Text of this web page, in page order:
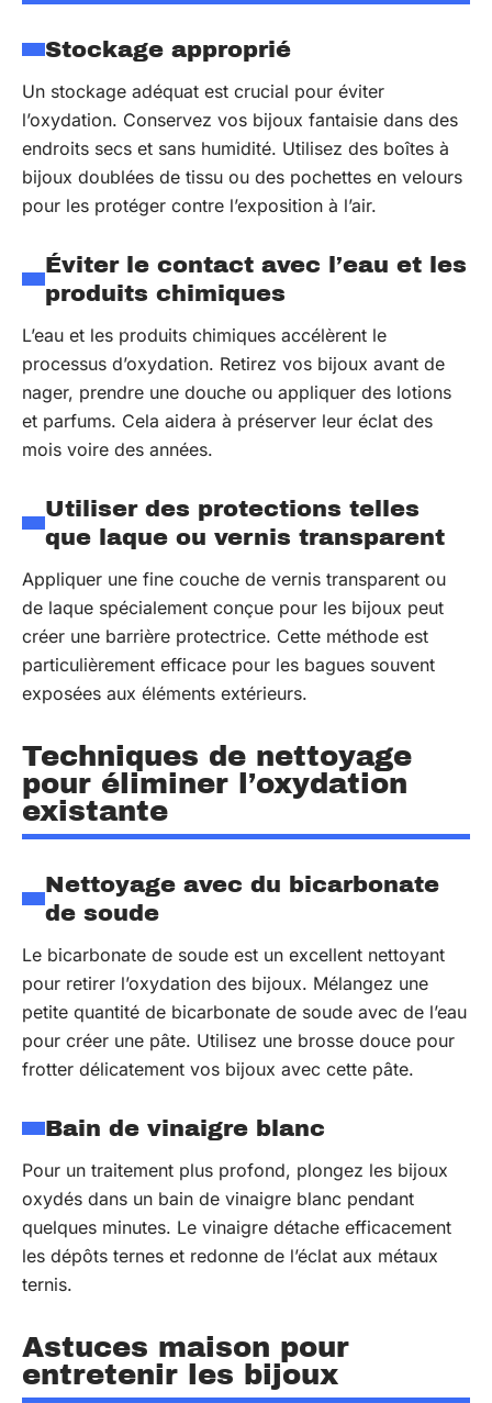
Stockage approprié
Un stockage adéquat est crucial pour éviter
l’oxydation. Conservez vos bijoux fantaisie dans des
endroits secs et sans humidité. Utilisez des boîtes à
bijoux doublées de tissu ou des pochettes en velours
pour les protéger contre l’exposition à l’air.
Éviter le contact avec l’eau et les
produits chimiques
L’eau et les produits chimiques accélèrent le
processus d’oxydation. Retirez vos bijoux avant de
nager, prendre une douche ou appliquer des lotions
et parfums. Cela aidera à préserver leur éclat des
mois voire des années.
Utiliser des protections telles
que laque ou vernis transparent
Appliquer une fine couche de vernis transparent ou
de laque spécialement conçue pour les bijoux peut
créer une barrière protectrice. Cette méthode est
particulièrement efficace pour les bagues souvent
exposées aux éléments extérieurs.
Techniques de nettoyage
pour éliminer l’oxydation
existante
Nettoyage avec du bicarbonate
de soude
Le bicarbonate de soude est un excellent nettoyant
pour retirer l’oxydation des bijoux. Mélangez une
petite quantité de bicarbonate de soude avec de l’eau
pour créer une pâte. Utilisez une brosse douce pour
frotter délicatement vos bijoux avec cette pâte.
Bain de vinaigre blanc
Pour un traitement plus profond, plongez les bijoux
oxydés dans un bain de vinaigre blanc pendant
quelques minutes. Le vinaigre détache efficacement
les dépôts ternes et redonne de l’éclat aux métaux
ternis.
Astuces maison pour
entretenir les bijoux